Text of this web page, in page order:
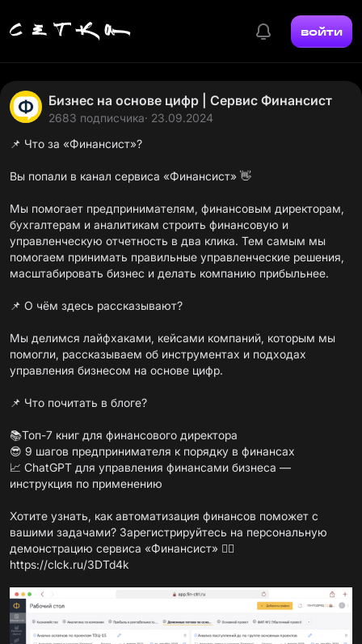
войти
Бизнес на основе цифр | Сервис Финансист
2683 подписчика· 23.09.2024
📌 Что за «Финансист»?
Вы попали в канал сервиса «Финансист» 👋
Мы помогает предпринимателям, финансовым директорам,
бухгалтерам и аналитикам строить финансовую и
управленческую отчетность в два клика. Тем самым мы
помогаем принимать правильные управленческие решения,
масштабировать бизнес и делать компанию прибыльнее.
📌 О чём здесь рассказывают?
Мы делимся лайфхаками, кейсами компаний, которым мы
помогли, рассказываем об инструментах и подходах
управления бизнесом на основе цифр.
📌 Что почитать в блоге?
📚Топ-7 книг для финансового директора
😎 9 шагов предпринимателя к порядку в финансах
📈 ChatGPT для управления финансами бизнеса —
инструкция по применению
Хотите узнать, как автоматизация финансов поможет с
вашими задачами? Зарегистрируйтесь на персональную
демонстрацию сервиса «Финансист» 👉🏻
https://clck.ru/3DTd4k